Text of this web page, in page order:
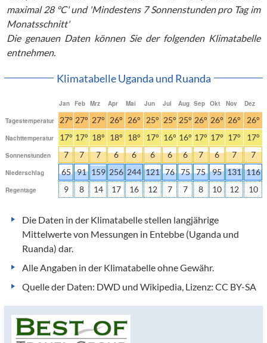
maximal 28 °C' und 'Mindestens 7 Sonnenstunden pro Tag im
Monatsschnitt'
Die genauen Daten können Sie der folgenden Klimatabelle
entnehmen.
Klimatabelle Uganda und Ruanda
Jan Feb Mrz Apr Mai Jun Jul Aug Sep Okt Nov Dez
Tagestemperatur 27° 27° 27° 26° 26° 25° 25° 25° 26° 26° 26° 26°
Nachttemperatur 17° 17° 18° 18° 18° 17° 16° 16° 17° 17° 17° 17°
Sonnenstunden 7 7 7 6 6 6 6 6 7 6 7 7
Niederschlag 65 91 159 256 244 121 76 75 75 95 131 116
Regentage 9 8 14 17 16 12 7 7 8 10 12 10
Die Daten in der Klimatabelle stellen langjährige
Mittelwerte von Messungen in Entebbe (Uganda und
Ruanda) dar.
Alle Angaben in der Klimatabelle ohne Gewähr.
Quelle der Daten: DWD und Wikipedia, Lizenz: CC BY-SA